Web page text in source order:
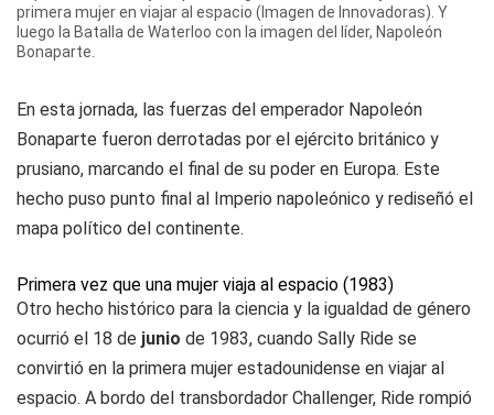
primera mujer en viajar al espacio (Imagen de Innovadoras). Y
luego la Batalla de Waterloo con la imagen del líder, Napoleón
Bonaparte.
En esta jornada, las fuerzas del emperador Napoleón
Bonaparte fueron derrotadas por el ejército británico y
prusiano, marcando el final de su poder en Europa. Este
hecho puso punto final al Imperio napoleónico y rediseñó el
mapa político del continente.
Primera vez que una mujer viaja al espacio (1983)
Otro hecho histórico para la ciencia y la igualdad de género
ocurrió el 18 de junio de 1983, cuando Sally Ride se
convirtió en la primera mujer estadounidense en viajar al
espacio. A bordo del transbordador Challenger, Ride rompió